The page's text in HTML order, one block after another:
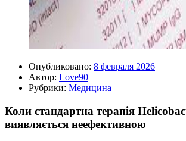
Опубликовано: 8 февраля 2026
Автор: Love90
Рубрики: Медицина
Коли стандартна терапія
виявляється неефективною